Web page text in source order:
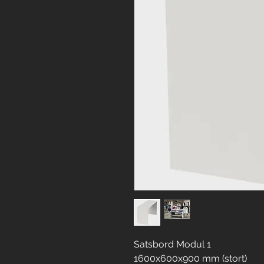
Satsbord Modul 1
1600x600x900 mm (stort)